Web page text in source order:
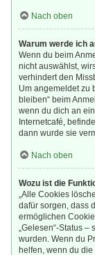
Nach oben
Warum werde ich
Wenn du beim
nicht auswählst,
verhindert den
Um angemeldet zu
bleiben“ beim
wenn du dich an
Internetcafé,
dann wurde sie
Nach oben
Wozu ist die
„Alle Cookies
dafür sorgen, dass
ermöglichen
„Gelesen“-Status
wurden. Wenn du
helfen, wenn du